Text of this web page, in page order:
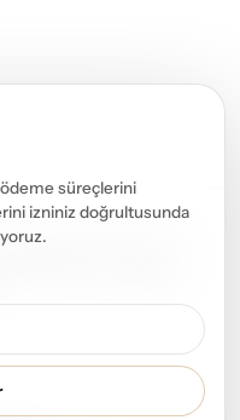
süreçlerini
izniniz doğrultusunda